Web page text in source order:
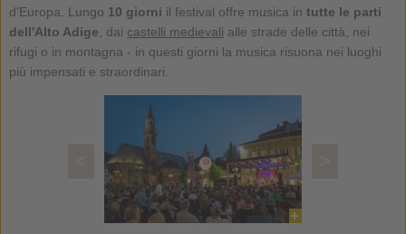
d'Europa. Lungo 10 giorni il festival offre musica in tutte le parti
dell'Alto Adige , dai castelli medievali alle strade delle città, nei
rifugi o in montagna - in questi giorni la musica risuona nei luoghi
più impensati e straordinari.